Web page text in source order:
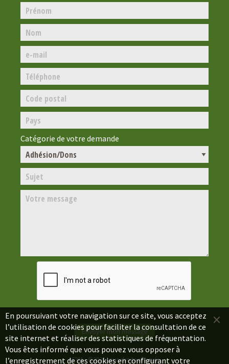
Catégorie de votre demande
AF3M - ©2021 tous droits réservés.
×
En poursuivant votre navigation sur ce site, vous acceptez
l’utilisation de cookies pour faciliter la consultation de ce
site internet et réaliser des statistiques de fréquentation.
Vous êtes informé que vous pouvez vous opposer à
l’enregistrement de ces cookies en configurant votre